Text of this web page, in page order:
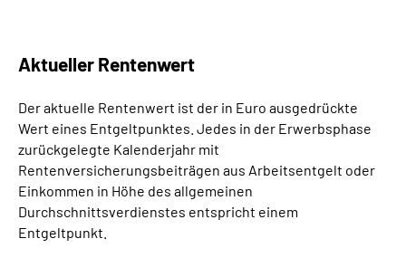
Aktueller Rentenwert
Der aktuelle Rentenwert ist der in Euro ausgedrückte
Wert eines Entgeltpunktes. Jedes in der Erwerbsphase
zurückgelegte Kalenderjahr mit
Rentenversicherungsbeiträgen aus Arbeitsentgelt oder
Einkommen in Höhe des allgemeinen
Durchschnittsverdienstes entspricht einem
Entgeltpunkt.